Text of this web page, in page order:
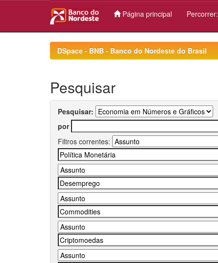
Página principal Percorrer:
DSpace - BNB - Banco do Nordeste do Brasil
Pesquisar
Pesquisar:
por
Filtros correntes: